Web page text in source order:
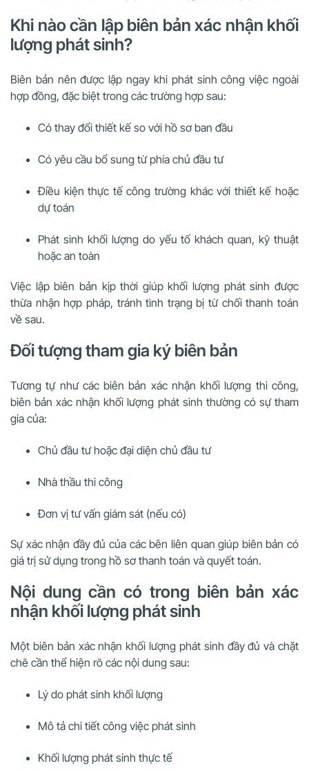
Khi nào cần lập biên bản xác nhận khối
lượng phát sinh?
Biên bản nên được lập ngay khi phát sinh công việc ngoài
hợp đồng, đặc biệt trong các trường hợp sau:
Có thay đổi thiết kế so với hồ sơ ban đầu
Có yêu cầu bổ sung từ phía chủ đầu tư
Điều kiện thực tế công trường khác với thiết kế hoặc
dự toán
Phát sinh khối lượng do yếu tố khách quan, kỹ thuật
hoặc an toàn
Việc lập biên bản kịp thời giúp khối lượng phát sinh được
thừa nhận hợp pháp, tránh tình trạng bị từ chối thanh toán
về sau.
Đối tượng tham gia ký biên bản
Tương tự như các biên bản xác nhận khối lượng thi công,
biên bản xác nhận khối lượng phát sinh thường có sự tham
gia của:
Chủ đầu tư hoặc đại diện chủ đầu tư
Nhà thầu thi công
Đơn vị tư vấn giám sát (nếu có)
Sự xác nhận đầy đủ của các bên liên quan giúp biên bản có
giá trị sử dụng trong hồ sơ thanh toán và quyết toán.
Nội dung cần có trong biên bản xác
nhận khối lượng phát sinh
Một biên bản xác nhận khối lượng phát sinh đầy đủ và chặt
chẽ cần thể hiện rõ các nội dung sau:
Lý do phát sinh khối lượng
Mô tả chi tiết công việc phát sinh
Khối lượng phát sinh thực tế